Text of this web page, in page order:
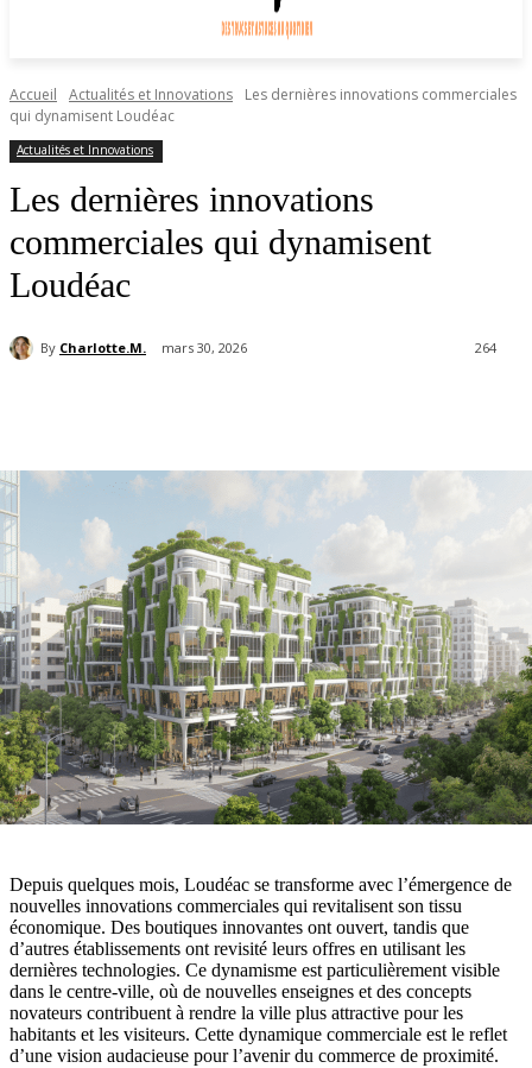
Accueil Actualités et Innovations
Les dernières innovations commerciales
qui dynamisent Loudéac
Actualités et Innovations
Les dernières innovations
commerciales qui dynamisent
Loudéac
By Charlotte.M. mars 30, 2026 264
Depuis quelques mois, Loudéac se transforme avec l’émergence de
nouvelles innovations commerciales qui revitalisent son tissu
économique. Des boutiques innovantes ont ouvert, tandis que
d’autres établissements ont revisité leurs offres en utilisant les
dernières technologies. Ce dynamisme est particulièrement visible
dans le centre-ville, où de nouvelles enseignes et des concepts
novateurs contribuent à rendre la ville plus attractive pour les
habitants et les visiteurs. Cette dynamique commerciale est le reflet
d’une vision audacieuse pour l’avenir du commerce de proximité.